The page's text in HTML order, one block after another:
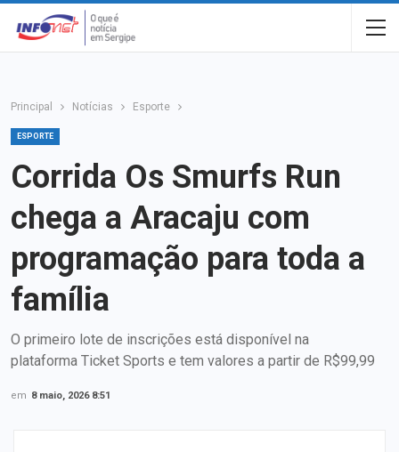
Principal Notícias Esporte
ESPORTE
Corrida Os Smurfs Run
chega a Aracaju com
programação para toda a
família
O primeiro lote de inscrições está disponível na
plataforma Ticket Sports e tem valores a partir de R$99,99
em 8 maio, 2026 8:51